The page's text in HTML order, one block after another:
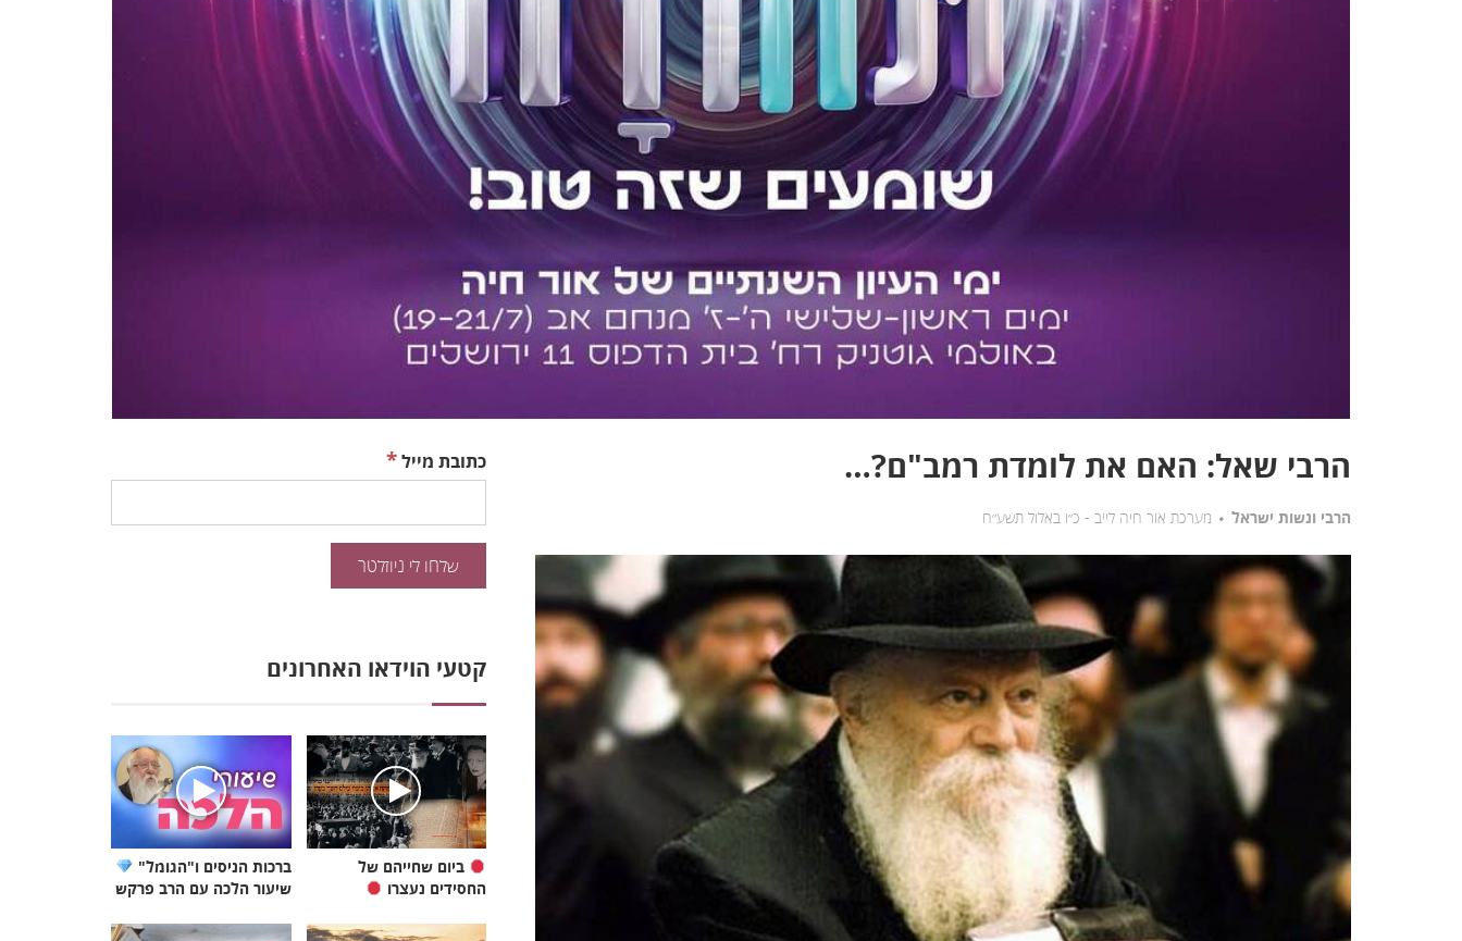
הרבי שאל: האם את לומדת רמב"ם?…
הרבי ונשות ישראל מערכת אור חיה לייב - כ״ו באלול תשע״ח
כתובת מייל*
קטעי הוידאו האחרונים
ביום שחייהם של
החסידים נעצרו
ברכות הניסים ו"הגומל"
שיעור הלכה עם הרב פרקש